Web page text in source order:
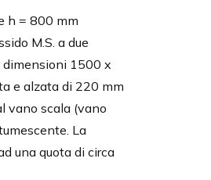
h = 800 mm
M.S. a due
1500 x
e alzata di 220 mm
vano scala (vano
La
una quota di circa